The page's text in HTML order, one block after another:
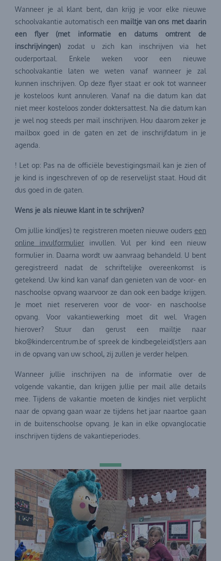
Wanneer je al klant bent, dan krijg je voor elke nieuwe
schoolvakantie automatisch een mailtje van ons met daarin
een flyer (met informatie en datums omtrent de
inschrijvingen) zodat u zich kan inschrijven via het
ouderportaal. Enkele weken voor een nieuwe
schoolvakantie laten we weten vanaf wanneer je zal
kunnen inschrijven. Op deze flyer staat er ook tot wanneer
je kosteloos kunt annuleren. Vanaf na die datum kan dat
niet meer kosteloos zonder doktersattest. Na die datum kan
je wel nog steeds per mail inschrijven. Hou daarom zeker je
mailbox goed in de gaten en zet de inschrijfdatum in je
agenda.
! Let op: Pas na de officiële bevestigingsmail kan je zien of
je kind is ingeschreven of op de reservelijst staat. Houd dit
dus goed in de gaten.
Wens je als nieuwe klant in te schrijven?
Om jullie kind(jes) te registreren moeten nieuwe ouders een
online invulformulier invullen. Vul per kind een nieuw
formulier in. Daarna wordt uw aanvraag behandeld. U bent
geregistreerd nadat de schriftelijke overeenkomst is
getekend. Uw kind kan vanaf dan genieten van de voor- en
naschoolse opvang waarvoor ze dan ook een badge krijgen.
Je moet niet reserveren voor de voor- en naschoolse
opvang. Voor vakantiewerking moet dit wel. Vragen
hierover? Stuur dan gerust een mailtje naar
bko@kindercentrum.be of spreek de kindbegeleid(st)ers aan
in de opvang van uw school, zij zullen je verder helpen.
Wanneer jullie inschrijven na de informatie over de
volgende vakantie, dan krijgen jullie per mail alle details
mee. Tijdens de vakantie moeten de kindjes niet verplicht
naar de opvang gaan waar ze tijdens het jaar naartoe gaan
in de buitenschoolse opvang. Je kan in elke opvanglocatie
inschrijven tijdens de vakantieperiodes.